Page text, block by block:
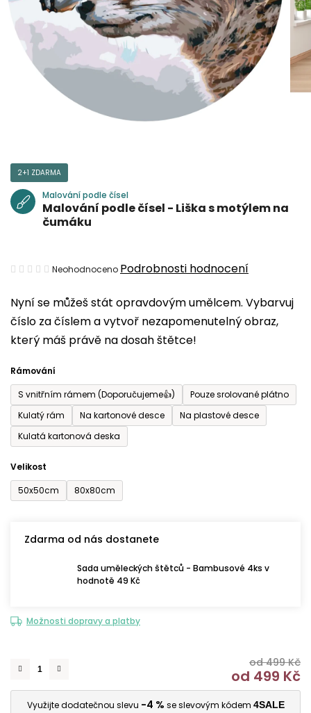
Nyní se můžeš stát opravdovým umělcem. Vybarvuj
číslo za číslem a vytvoř nezapomenutelný obraz,
který máš právě na dosah štětce!
Rámování
S vnitřním rámem (Doporučujeme👍)
Pouze srolované plátno
Kulatý rám
Na kartonové desce
Na plastové desce
Kulatá kartonová deska
Velikost
50x50cm
80x80cm
Zdarma od nás dostanete
Sada uměleckých štětců - Bambusové 4ks v
hodnotě 49 Kč
Možnosti dopravy a platby
od 499 Kč
od 499 Kč
Využijte dodatečnou slevu -4 % se slevovým kódem 4SALE
2+1 ZDARMA
Malování podle čísel
Malování podle čísel - Liška s motýlem na
čumáku
Průměrné
produktu
je
0,0
5
hvězdiček.
Neohodnoceno Podrobnosti hodnocení